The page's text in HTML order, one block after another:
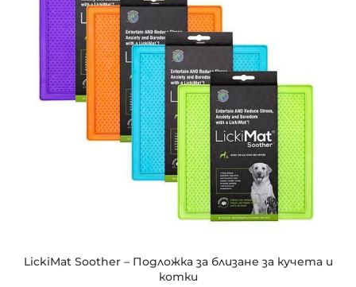
LickiMat Soother – Подложка за близане за кучета и
котки